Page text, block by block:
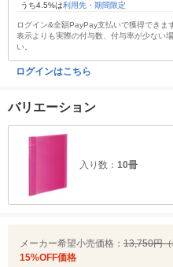
うち4.5%は利用先・期間限定
ログイン&全額PayPay支払いで獲得できま
表示よりも実際の付与数、付与率が少ない
い。
ログインはこちら
バリエーション
入り数： 10冊
メーカー希望小売価格： 13,750円
15%OFF価格